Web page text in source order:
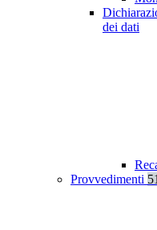
dei dati
Provvedimenti